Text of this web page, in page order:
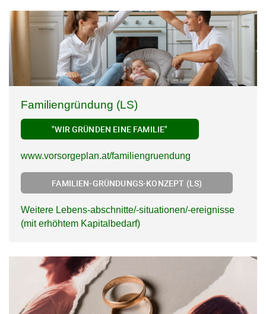
Familiengründung (LS)
"WIR GRÜNDEN EINE FAMILIE"
www.vorsorgeplan.at/familiengruendung
FAMILIEN-GRÜNDUNGS-KONZEPT (LS)
Weitere Lebens-abschnitte/-situationen/-ereignisse
(mit erhöhtem Kapitalbedarf)